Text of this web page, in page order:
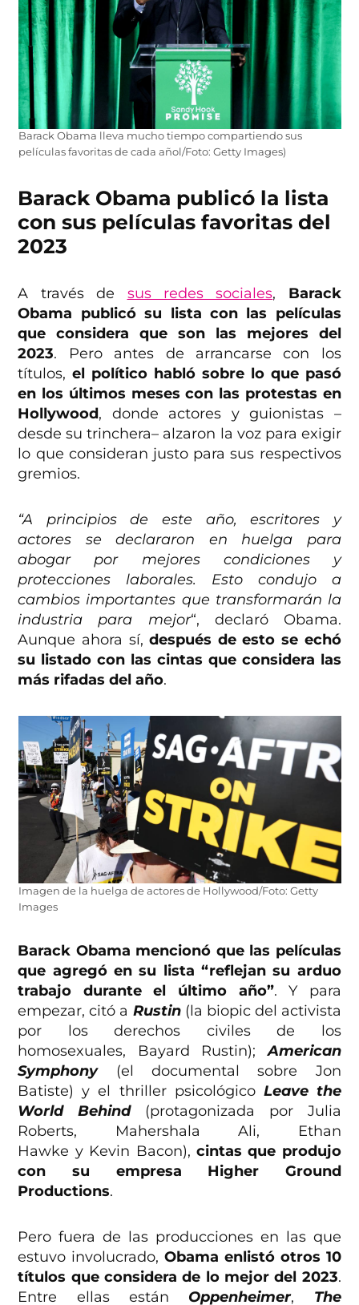
Barack Obama lleva mucho tiempo compartiendo sus
películas favoritas de cada añol/Foto: Getty Images)
Barack Obama publicó la lista
con sus películas favoritas del
2023
A través de sus redes sociales, Barack
Obama publicó su lista con las películas
que considera que son las mejores del
2023. Pero antes de arrancarse con los
títulos,el político habló sobre lo que pasó
en los últimos meses con las protestas en
Hollywood, donde actores y guionistas –
desde su trinchera– alzaron la voz para exigir
lo que consideran justo para sus respectivos
gremios.
“A principios de este año, escritores y
actores se declararon en huelga para
abogar por mejores condiciones y
protecciones laborales. Esto condujo a
cambios importantes que transformarán la
industria para mejor“, declaró Obama.
Aunque ahora sí,después de esto se echó
su listado con las cintas que considera las
más rifadas del año.
Imagen de la huelga de actores de Hollywood/Foto: Getty
Images
Barack Obama mencionó que las películas
que agregó en su lista “reflejan su arduo
trabajo durante el último año”. Y para
empezar, citó a Rustin(la biopic del activista
por los derechos civiles de los
homosexuales, Bayard Rustin);American
Symphony(el documental sobre Jon
Batiste) y el thriller psicológico Leave the
World Behind(protagonizada por Julia
Roberts, Mahershala Ali, Ethan
Hawke y Kevin Bacon), cintas que produjo
con su empresa Higher Ground
Productions.
Pero fuera de las producciones en las que
estuvo involucrado,Obama enlistó otros 10
títulos que considera de lo mejor del 2023.
Entre ellas están Oppenheimer, The